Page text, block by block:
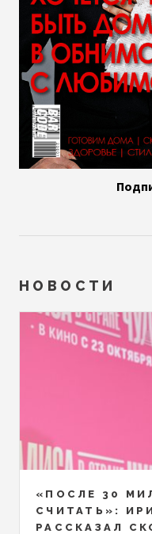
НОВОСТИ
«ПОСЛЕ 30
СЧИТАТЬ»:
РАССКАЗАЛ